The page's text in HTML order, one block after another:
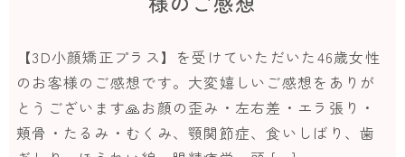
【3D小顔矯正プラス】を受けていただいた46歳女性
のお客様のご感想です。大変嬉しいご感想をありが
とうございます🙏お顔の歪み・左右差・エラ張り・
頬骨・たるみ・むくみ、顎関節症、食いしばり、歯